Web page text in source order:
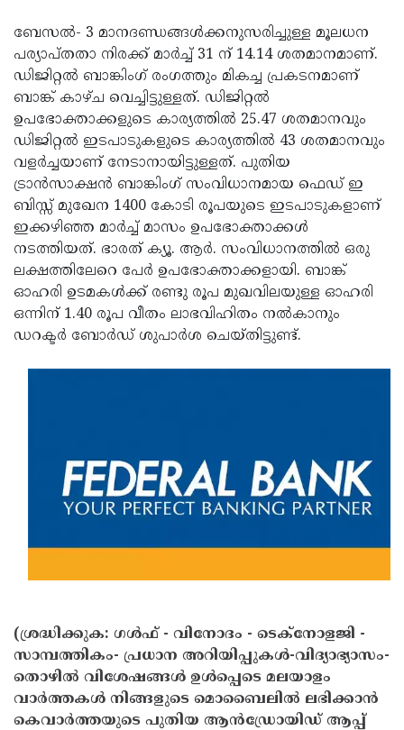
ബേസല്‍- 3 മാനദണ്ഡങ്ങള്‍ക്കനുസരിച്ചുള്ള മൂലധന
പര്യാപ്തതാ നിരക്ക് മാര്‍ച്ച് 31 ന് 14.14 ശതമാനമാണ്.
ഡിജിറ്റല്‍ ബാങ്കിംഗ് രംഗത്തും മികച്ച പ്രകടനമാണ്
ബാങ്ക് കാഴ്ച വെച്ചിട്ടുള്ളത്. ഡിജിറ്റല്‍
ഉപഭോക്താക്കളുടെ കാര്യത്തില്‍ 25.47 ശതമാനവും
ഡിജിറ്റല്‍ ഇടപാടുകളുടെ കാര്യത്തില്‍ 43 ശതമാനവും
വളര്‍ച്ചയാണ് നേടാനായിട്ടുള്ളത്. പുതിയ
ട്രാന്‍സാക്ഷന്‍ ബാങ്കിംഗ് സംവിധാനമായ ഫെഡ് ഇ
ബിസ്സ് മുഖേന 1400 കോടി രൂപയുടെ ഇടപാടുകളാണ്
ഇക്കഴിഞ്ഞ മാര്‍ച്ച് മാസം ഉപഭോക്താക്കള്‍
നടത്തിയത്. ഭാരത് ക്യൂ. ആര്‍. സംവിധാനത്തില്‍ ഒരു
ലക്ഷത്തിലേറെ പേര്‍ ഉപഭോക്താക്കളായി. ബാങ്ക്
ഓഹരി ഉടമകള്‍ക്ക് രണ്ടു രൂപ മുഖവിലയുള്ള ഓഹരി
ഒന്നിന് 1.40 രൂപ വീതം ലാഭവിഹിതം നല്‍കാനും
ഡറക്ടര്‍ ബോര്‍ഡ് ശുപാര്‍ശ ചെയ്തിട്ടുണ്ട്.
(ശ്രദ്ധിക്കുക: ഗൾഫ് - വിനോദം - ടെക്നോളജി -
സാമ്പത്തികം- പ്രധാന അറിയിപ്പുകൾ-വിദ്യാഭ്യാസം-
തൊഴിൽ വിശേഷങ്ങൾ ഉൾപ്പെടെ മലയാളം
വാർത്തകൾ നിങ്ങളുടെ മൊബൈലിൽ ലഭിക്കാൻ
കെവാർത്തയുടെ പുതിയ ആൻഡ്രോയിഡ് ആപ്പ്